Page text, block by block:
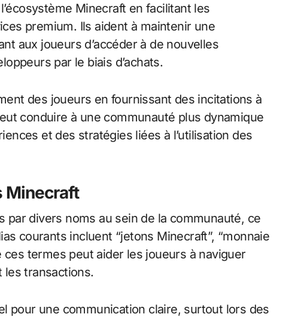
Minecraft en facilitant les
premium. Ils aident à maintenir une
aux joueurs d’accéder à de nouvelles
par le biais d’achats.
des joueurs en fournissant des incitations à
conduire à une communauté plus dynamique
et des stratégies liées à l’utilisation des
Minecraft
divers noms au sein de la communauté, ce
courants incluent “jetons Minecraft”, “monnaie
termes peut aider les joueurs à naviguer
les transactions.
pour une communication claire, surtout lors des